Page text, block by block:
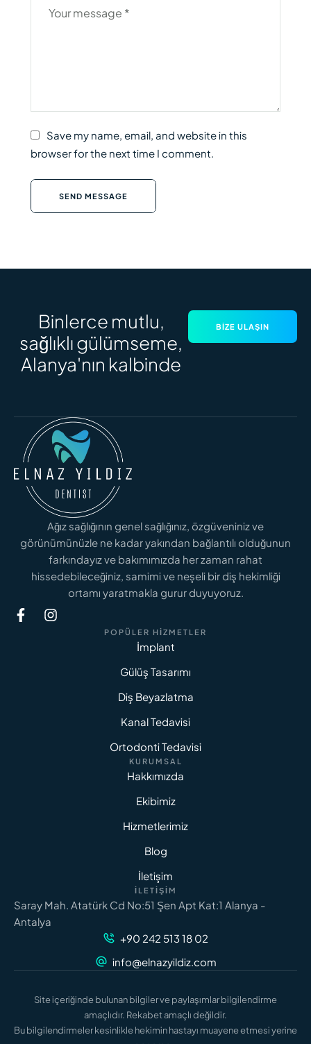
Save my name, email, and website in this
browser for the next time I comment.
SEND MESSAGE
Binlerce mutlu,
sağlıklı gülümseme,
Alanya'nın kalbinde
BIZE ULAŞIN
Ağız sağlığının genel sağlığınız, özgüveniniz ve
görünümünüzle ne kadar yakından bağlantılı olduğunun
farkındayız ve bakımımızda her zaman rahat
hissedebileceğiniz, samimi ve neşeli bir diş hekimliği
ortamı yaratmakla gurur duyuyoruz.
POPÜLER HIZMETLER
İmplant
Gülüş Tasarımı
Diş Beyazlatma
Kanal Tedavisi
Ortodonti Tedavisi
KURUMSAL
Hakkımızda
Ekibimiz
Hizmetlerimiz
Blog
İletişim
İLETIŞIM
Saray Mah. Atatürk Cd No:51 Şen Apt Kat:1 Alanya -
Antalya
+90 242 513 18 02
info@elnazyildiz.com
Site içeriğinde bulunan bilgiler ve paylaşımlar bilgilendirme
amaçlıdır. Rekabet amaçlı değildir.
Bu bilgilendirmeler kesinlikle hekimin hastayı muayene etmesi yerine